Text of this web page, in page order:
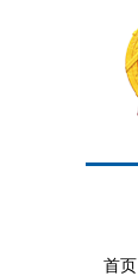
首页